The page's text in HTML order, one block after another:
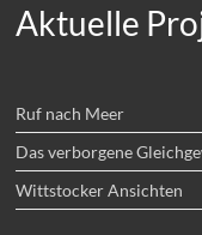
Aktuelle
Ruf nach Meer
Das verborgene
Wittstocker Ansichten